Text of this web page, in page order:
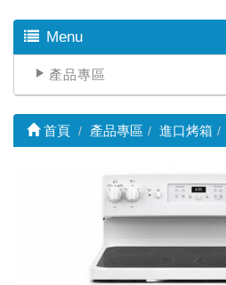
Menu
產品專區
首頁 產品專區 進口烤箱